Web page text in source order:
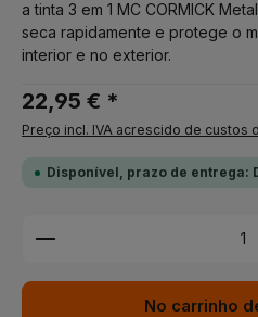
a tinta 3 em 1 MC CORMICK
seca rapidamente e protege o
interior e no exterior.
22,95 € *
Preço incl. IVA acrescido de custos
Disponível, prazo de entrega:
Quantidade do Produto:
No carrinho